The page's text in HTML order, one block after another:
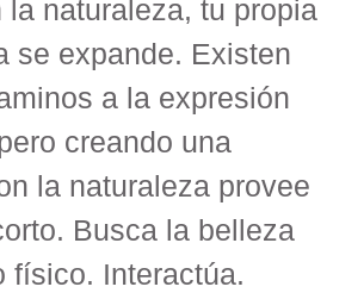
la naturaleza, tu propia
se expande. Existen
a la expresión
creando una
la naturaleza provee
Busca la belleza
físico. Interactúa.